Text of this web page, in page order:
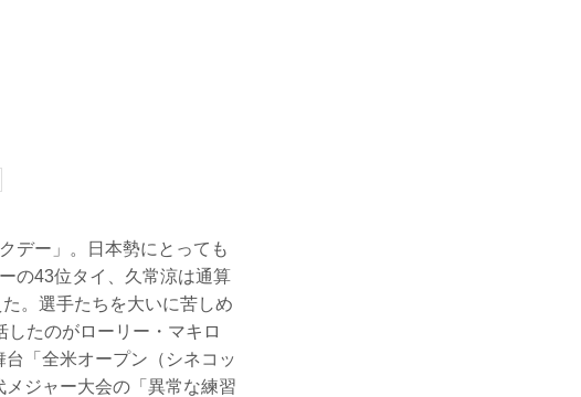
デー」。日本勢にとっても
の43位タイ、久常涼は通算
。選手たちを大いに苦しめ
たのがローリー・マキロ
「全米オープン（シネコッ
ジャー大会の「異常な練習